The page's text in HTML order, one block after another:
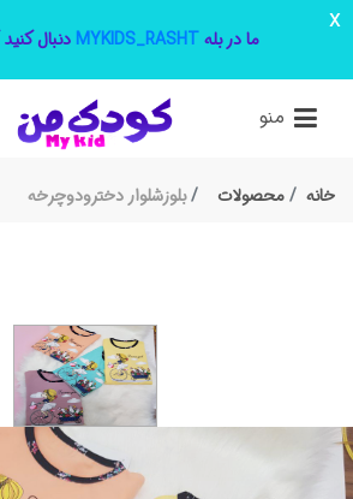
ما در بلهMYKIDS_RASHT دنبال
x
منو
خانه محصولات بلوزشلوار دخترودوچرخه